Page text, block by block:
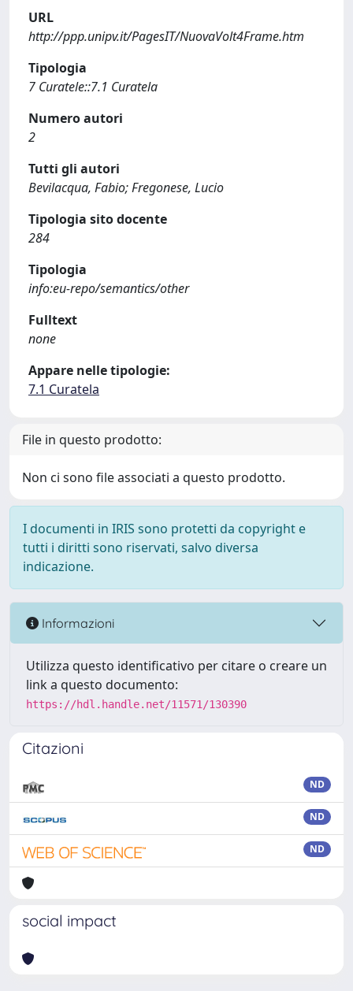
URL
http://ppp.unipv.it/PagesIT/NuovaVolt4Frame.htm
Tipologia
7 Curatele::7.1 Curatela
Numero autori
2
Tutti gli autori
Bevilacqua, Fabio; Fregonese, Lucio
Tipologia sito docente
284
Tipologia
info:eu-repo/semantics/other
Fulltext
none
Appare nelle tipologie:
7.1 Curatela
File in questo prodotto:
Non ci sono file associati a questo prodotto.
I documenti in IRIS sono protetti da copyright e
tutti i diritti sono riservati, salvo diversa
indicazione.
Informazioni
Utilizza questo identificativo per citare o creare un
link a questo documento:
https://hdl.handle.net/11571/130390
Citazioni
ND
ND
ND
social impact